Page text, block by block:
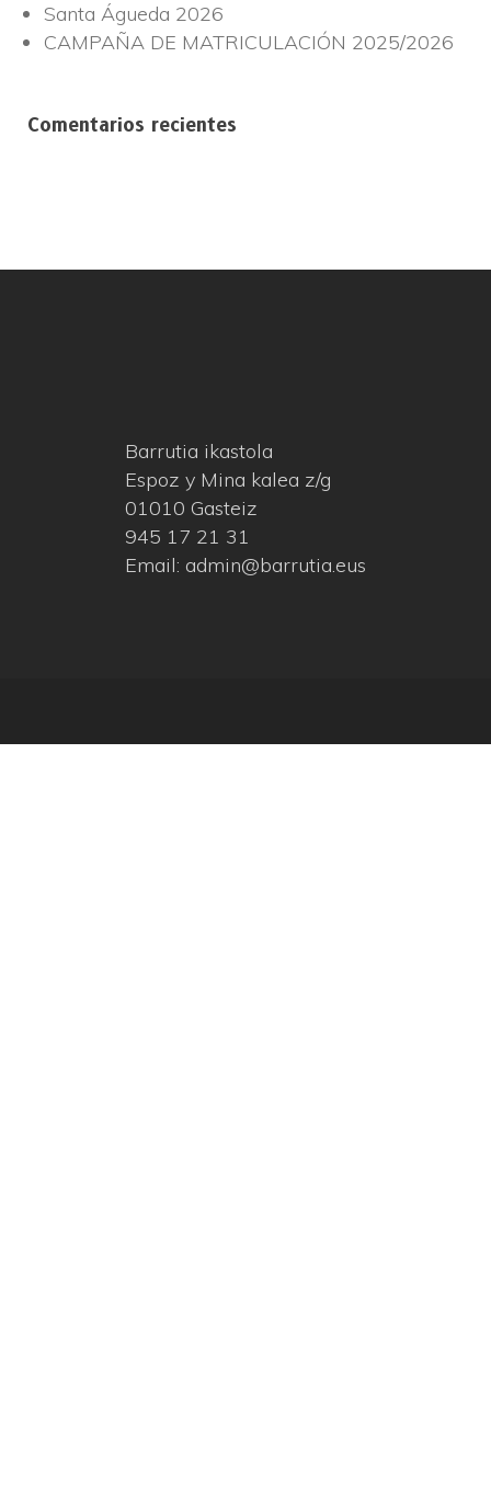
Santa Águeda 2026
CAMPAÑA DE MATRICULACIÓN 2025/2026
Comentarios recientes
Barrutia ikastola
Espoz y Mina kalea z/g
01010 Gasteiz
945 17 21 31
Email: admin@barrutia.eus